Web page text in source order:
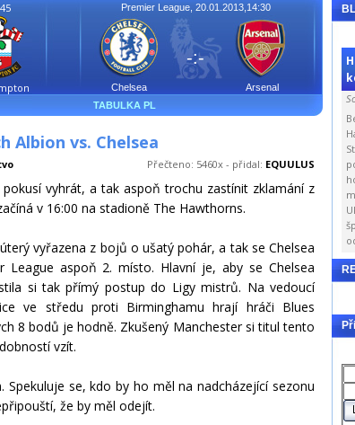
Premier League, 20.01.2013,14:30
Chelsea Arsenal
-:-
TABULKA PL
Albion vs. Chelsea
Přečteno: 5460x - přidal: EQUULUS
vyhrát, a tak aspoň trochu zastínit zklamání z
v 16:00 na stadioně The Hawthorns.
vyřazena z bojů o ušatý pohár, a tak se Chelsea
League aspoň 2. místo. Hlavní je, aby se Chelsea
si tak přímý postup do Ligy mistrů. Na vedoucí
ve středu proti Birminghamu hrají hráči Blues
8 bodů je hodně. Zkušený Manchester si titul tento
vzít.
Spekuluje se, kdo by ho měl na nadcházející sezonu
že by měl odejít.